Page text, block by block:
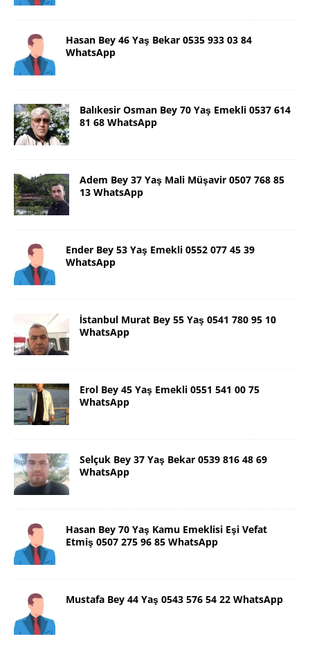
Hasan Bey 46 Yaş Bekar 0535 933 03 84
WhatsApp
Balıkesir Osman Bey 70 Yaş Emekli 0537 614
81 68 WhatsApp
Adem Bey 37 Yaş Mali Müşavir 0507 768 85
13 WhatsApp
Ender Bey 53 Yaş Emekli 0552 077 45 39
WhatsApp
İstanbul Murat Bey 55 Yaş 0541 780 95 10
WhatsApp
Erol Bey 45 Yaş Emekli 0551 541 00 75
WhatsApp
Selçuk Bey 37 Yaş Bekar 0539 816 48 69
WhatsApp
Hasan Bey 70 Yaş Kamu Emeklisi Eşi Vefat
Etmiş 0507 275 96 85 WhatsApp
Mustafa Bey 44 Yaş 0543 576 54 22 WhatsApp